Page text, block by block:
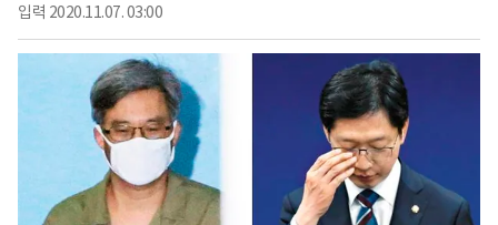
입력 2020.11.07. 03:00